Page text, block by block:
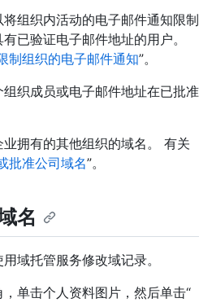
组织内活动的电子邮件通知限制
已验证电子邮件地址的用户。
制组织的电子邮件通知”。
织成员或电子邮件地址在已批准
拥有的其他组织的域名。 有关
批准公司域名”。
名
域托管服务修改域记录。
单击个人资料图片，然后单击“